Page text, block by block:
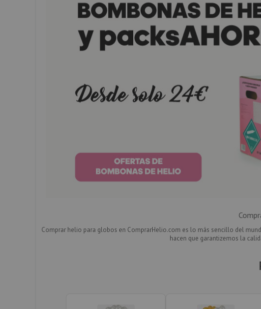
Comprar helio para globos en ComprarHelio.com es lo más sencillo del
hacen que garantizemos la